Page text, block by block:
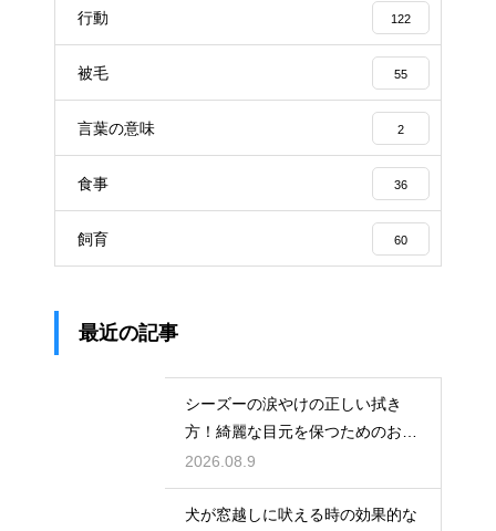
行動 122
被毛 55
言葉の意味 2
食事 36
飼育 60
最近の記事
シーズーの涙やけの正しい拭き
方！綺麗な目元を保つためのお手
入れ術
2026.08.9
犬が窓越しに吠える時の効果的な